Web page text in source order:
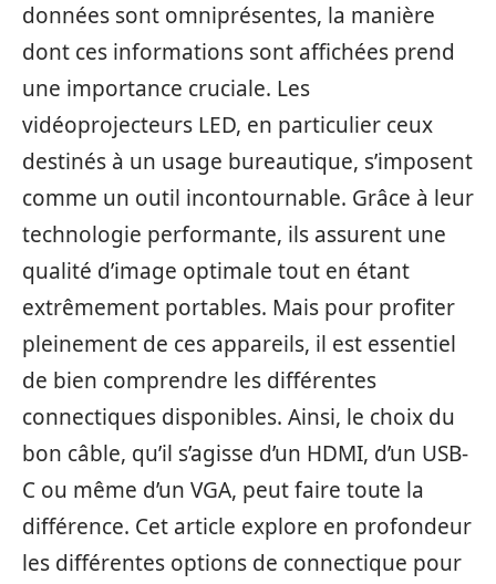
données sont omniprésentes, la manière
dont ces informations sont affichées prend
une importance cruciale. Les
vidéoprojecteurs LED, en particulier ceux
destinés à un usage bureautique, s’imposent
comme un outil incontournable. Grâce à leur
technologie performante, ils assurent une
qualité d’image optimale tout en étant
extrêmement portables. Mais pour profiter
pleinement de ces appareils, il est essentiel
de bien comprendre les différentes
connectiques disponibles. Ainsi, le choix du
bon câble, qu’il s’agisse d’un HDMI, d’un USB-
C ou même d’un VGA, peut faire toute la
différence. Cet article explore en profondeur
les différentes options de connectique pour